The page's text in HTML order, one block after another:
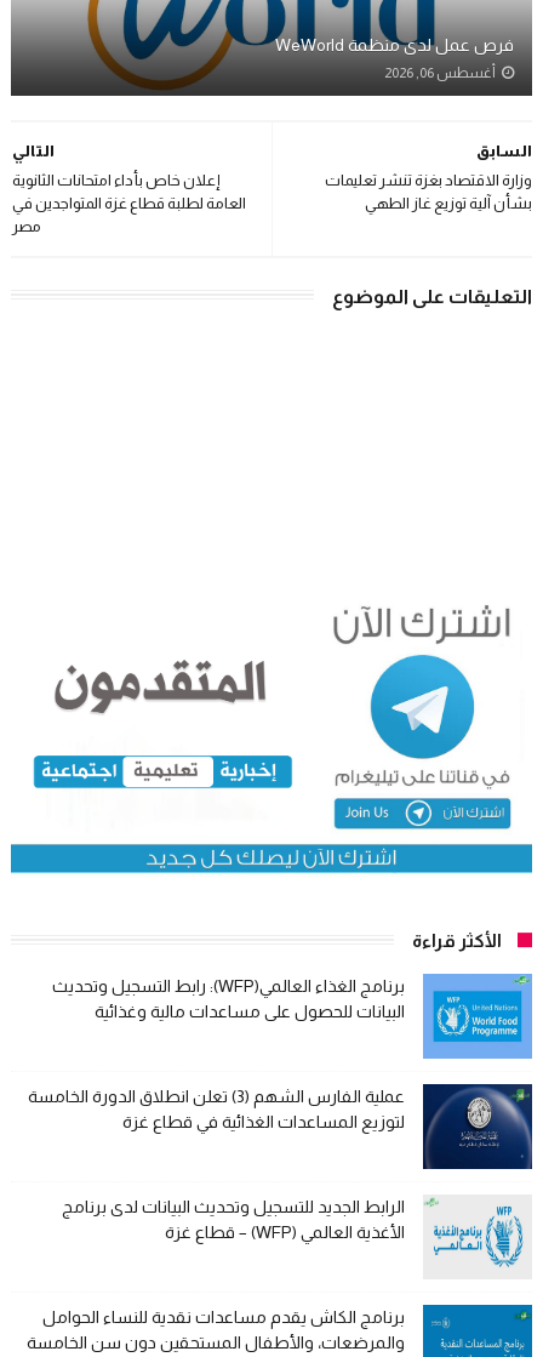
فرص عمل لدى منظمة WeWorld
أغسطس 06, 2026
التالي
إعلان خاص بأداء امتحانات الثانوية
العامة لطلبة قطاع غزة المتواجدين في
مصر
السابق
وزارة الاقتصاد بغزة تنشر تعليمات
بشأن آلية توزيع غاز الطهي
التعليقات على الموضوع
الأكثر قراءة
برنامج الغذاء العالمي(WFP): رابط التسجيل وتحديث
البيانات للحصول على مساعدات مالية وغذائية
عملية الفارس الشهم (3) تعلن انطلاق الدورة الخامسة
لتوزيع المساعدات الغذائية في قطاع غزة
الرابط الجديد للتسجيل وتحديث البيانات لدى برنامج
الأغذية العالمي (WFP) – قطاع غزة
برنامج الكاش يقدم مساعدات نقدية للنساء الحوامل
والمرضعات، والأطفال المستحقين دون سن الخامسة